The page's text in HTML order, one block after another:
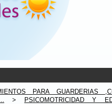
PARA GUARDERIAS
>
PSICOMOTRICIDAD Y